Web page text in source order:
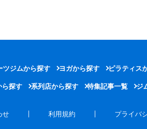
ツジムから探す ヨガから探す ピラティス
ら探す 系列店から探す 特集記事一覧 ジ
せ 利用規約 プライバ